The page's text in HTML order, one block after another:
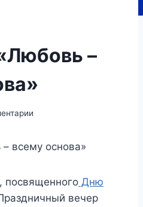
–
посвященного Дню
вечер